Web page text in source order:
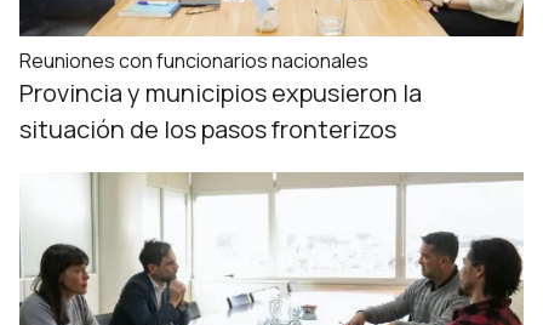
Reuniones con funcionarios nacionales
Provincia y municipios expusieron la
situación de los pasos fronterizos